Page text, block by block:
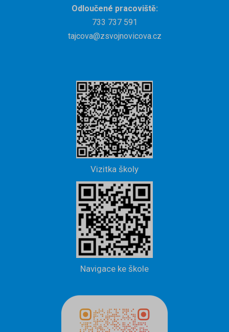
Odloučené pracoviště:
733 737 591
tajcova@zsvojnovicova.cz
Vizitka školy
Navigace ke škole